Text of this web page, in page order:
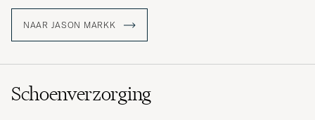
NAAR JASON MARKK
Schoenverzorging